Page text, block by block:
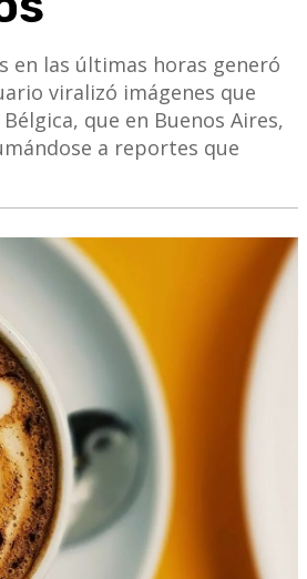
en las últimas horas generó
viralizó imágenes que
que en Buenos Aires,
a reportes que